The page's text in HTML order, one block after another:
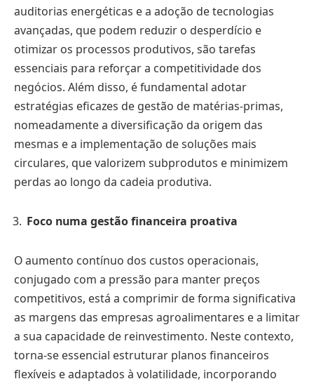
auditorias energéticas e a adoção de tecnologias
avançadas, que podem reduzir o desperdício e
otimizar os processos produtivos, são tarefas
essenciais para reforçar a competitividade dos
negócios. Além disso, é fundamental adotar
estratégias eficazes de gestão de matérias-primas,
nomeadamente a diversificação da origem das
mesmas e a implementação de soluções mais
circulares, que valorizem subprodutos e minimizem
perdas ao longo da cadeia produtiva.
Foco numa gestão financeira proativa
O aumento contínuo dos custos operacionais,
conjugado com a pressão para manter preços
competitivos, está a comprimir de forma significativa
as margens das empresas agroalimentares e a limitar
a sua capacidade de reinvestimento. Neste contexto,
torna-se essencial estruturar planos financeiros
flexíveis e adaptados à volatilidade, incorporando